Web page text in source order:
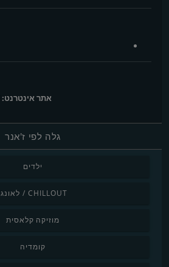
אתר אינטרנט:
גלה לפי ז'אנר
ילדים
CHILLOUT / לאונג'
מוזיקה קלאסית
קומדיה